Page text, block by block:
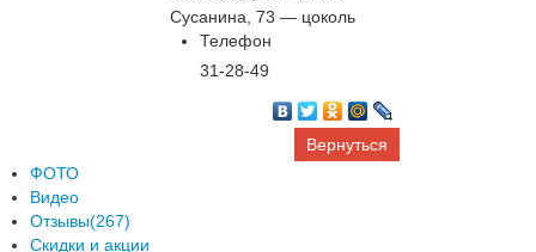
Сусанина, 73 — цоколь
Телефон
31-28-49
Вернуться
ФОТО
Видео
Отзывы(267)
Скидки и акции